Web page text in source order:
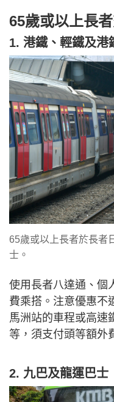
65歲或以上長
1. 港鐵、輕鐵及港
65歲或以上長者於長者
士。
使用長者八達通、個
費乘搭。注意優惠不
馬洲站的車程或高速
等，須支付頭等額外
2. 九巴及龍運巴士